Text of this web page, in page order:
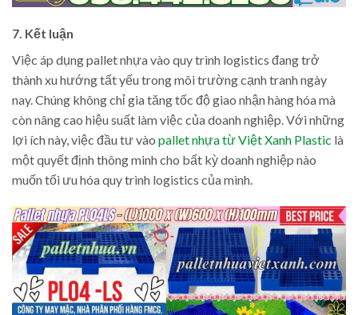
7. Kết luận
Việc áp dụng pallet nhựa vào quy trình logistics đang trở
thành xu hướng tất yếu trong môi trường cạnh tranh ngày
nay. Chúng không chỉ gia tăng tốc độ giao nhận hàng hóa mà
còn nâng cao hiệu suất làm việc của doanh nghiệp. Với những
lợi ích này, việc đầu tư vào pallet nhựa từ Việt Xanh Plastic là
một quyết định thông minh cho bất kỳ doanh nghiệp nào
muốn tối ưu hóa quy trình logistics của mình.